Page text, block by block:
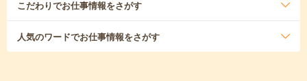
こだわりでお仕事情報をさがす
人気のワードでお仕事情報をさがす